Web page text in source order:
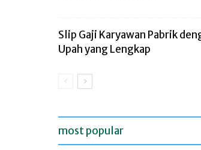
Slip Gaji Karyawan Pabrik
Upah yang Lengkap
most popular